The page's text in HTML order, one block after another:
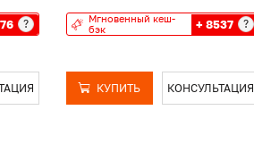
?
Мгновенный кеш-
бэк
+ 8537 ?
КУПИТЬ КОНСУЛЬТАЦИЯ